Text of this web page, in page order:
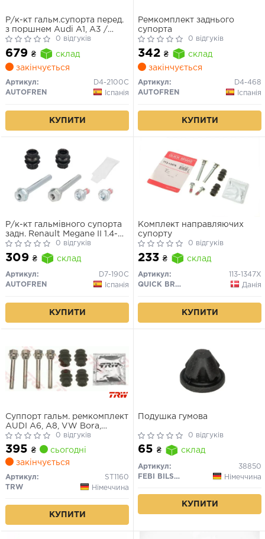
Р/к-кт гальм.супорта перед.
з поршнем Audi A1, A3 /
BMW 1, 3 / Ford Fiesta / Lada
Priora / Renault Megane II /
Seat / Skoda / VW
0 відгуків
679 ₴
склад
закінчується
Артикул:
D4-2100C
AUTOFREN
Іспанія
КУПИТИ
Ремкомплект заднього
супорта
0 відгуків
342 ₴
склад
закінчується
Артикул:
D4-468
AUTOFREN
Іспанія
КУПИТИ
Р/к-кт гальмівного супорта
задн. Renault Megane II 1.4-
2.0D 03-
0 відгуків
309 ₴ склад
Артикул:
D7-190C
AUTOFREN
Іспанія
КУПИТИ
Комплект направляючих
супорту
0 відгуків
233 ₴ склад
Артикул:
113-1347X
QUICK BRAKE
Данія
КУПИТИ
Суппорт гальм. ремкомплект
AUDI A6, A8, VW Bora,
Passat задн. (вир-во TRW)
0 відгуків
395 ₴
сьогодні
закінчується
Артикул:
ST1160
TRW
Німеччина
КУПИТИ
Подушка гумова
0 відгуків
65 ₴ склад
Артикул:
38850
FEBI BILSTEIN
Німеччина
КУПИТИ